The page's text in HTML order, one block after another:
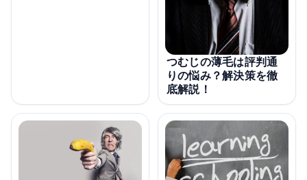
つむじの薄毛は評判通
りの悩み？解決策を徹
底解説！